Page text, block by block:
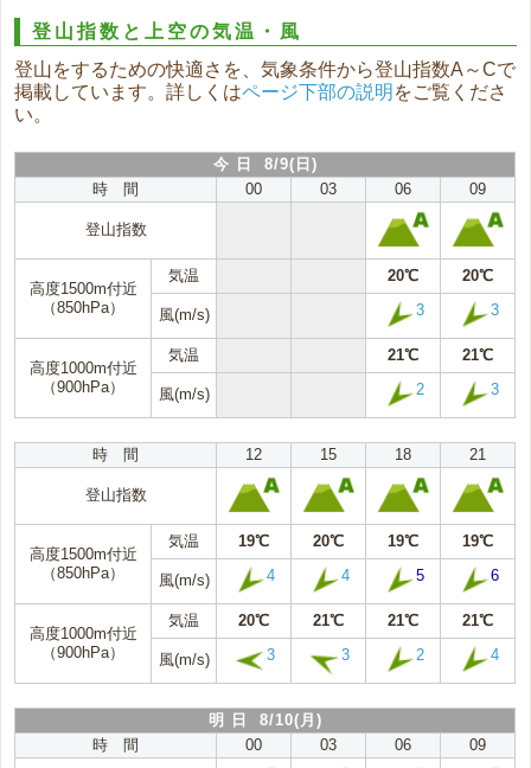
登山指数と上空の気温・風
登山をするための快適さを、気象条件から登山指数A～Cで
掲載しています。詳しくはページ下部の説明 をご覧くださ
い。
今 日 8/9(日)
時 間
00 03 06 09
登山指数
高度1500m付近
（850hPa）
気温 20℃ 20℃
風(m/s) 3 3
高度1000m付近
（900hPa）
気温 21℃ 21℃
風(m/s) 2 3
時 間 12 15 18 21
登山指数
高度1500m付近
（850hPa）
気温 19℃ 20℃ 19℃ 19℃
風(m/s) 4 4 5 6
高度1000m付近
（900hPa）
気温 20℃ 21℃ 21℃ 21℃
風(m/s) 3 3 2 4
明 日 8/10(月)
時 間
00 03 06 09